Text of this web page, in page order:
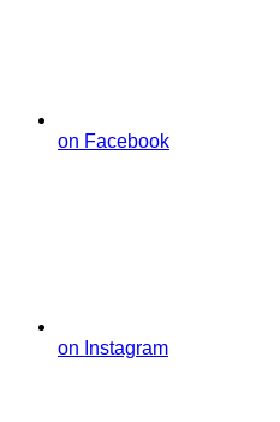
on Facebook
on Instagram